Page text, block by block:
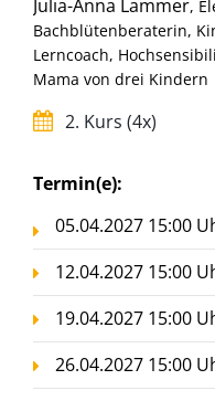
Julia-Anna Lammer,
Bachblütenberaterin,
Lerncoach,
Mama von drei Kindern
2. Kurs (4x)
Termin(e):
05.04.2027 15:00
12.04.2027 15:00
19.04.2027 15:00
26.04.2027 15:00